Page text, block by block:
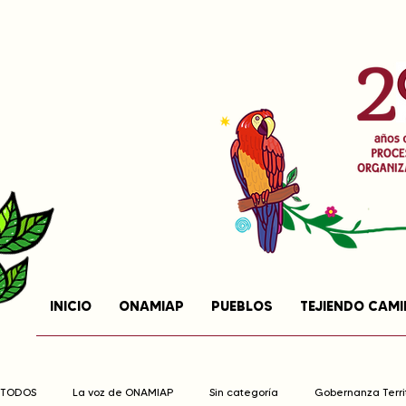
INICIO ONAMIAP PUEBLOS TEJIENDO
TODOS La voz de ONAMIAP Sin categoría Gobernanza